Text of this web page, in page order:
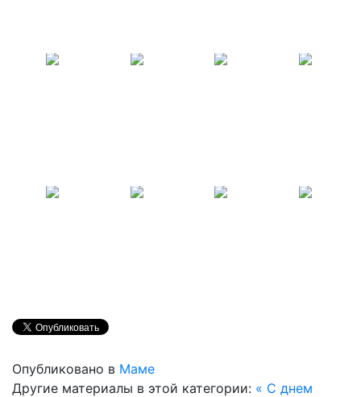
Опубликовано в Маме
Другие материалы в этой категории: « С днем